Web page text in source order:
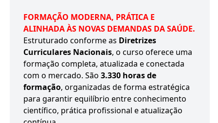
FORMAÇÃO MODERNA, PRÁTICA E
ALINHADA ÀS NOVAS DEMANDAS DA SAÚDE.
Estruturado conforme as Diretrizes
Curriculares Nacionais, o curso oferece uma
formação completa, atualizada e conectada
com o mercado. São 3.330 horas de
formação, organizadas de forma estratégica
para garantir equilíbrio entre conhecimento
científico, prática profissional e atualização